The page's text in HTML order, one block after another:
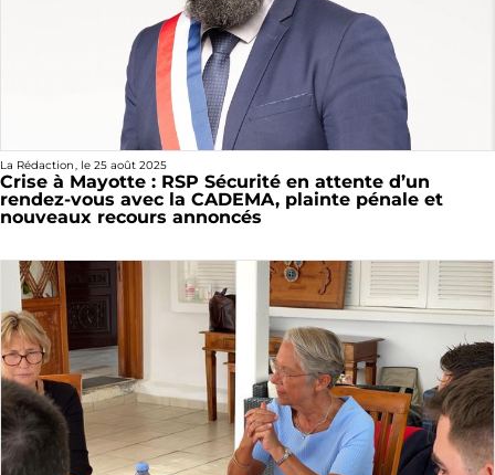
La Rédaction, le 25 août 2025
Crise à Mayotte : RSP Sécurité en attente d’un
rendez-vous avec la CADEMA, plainte pénale et
nouveaux recours annoncés